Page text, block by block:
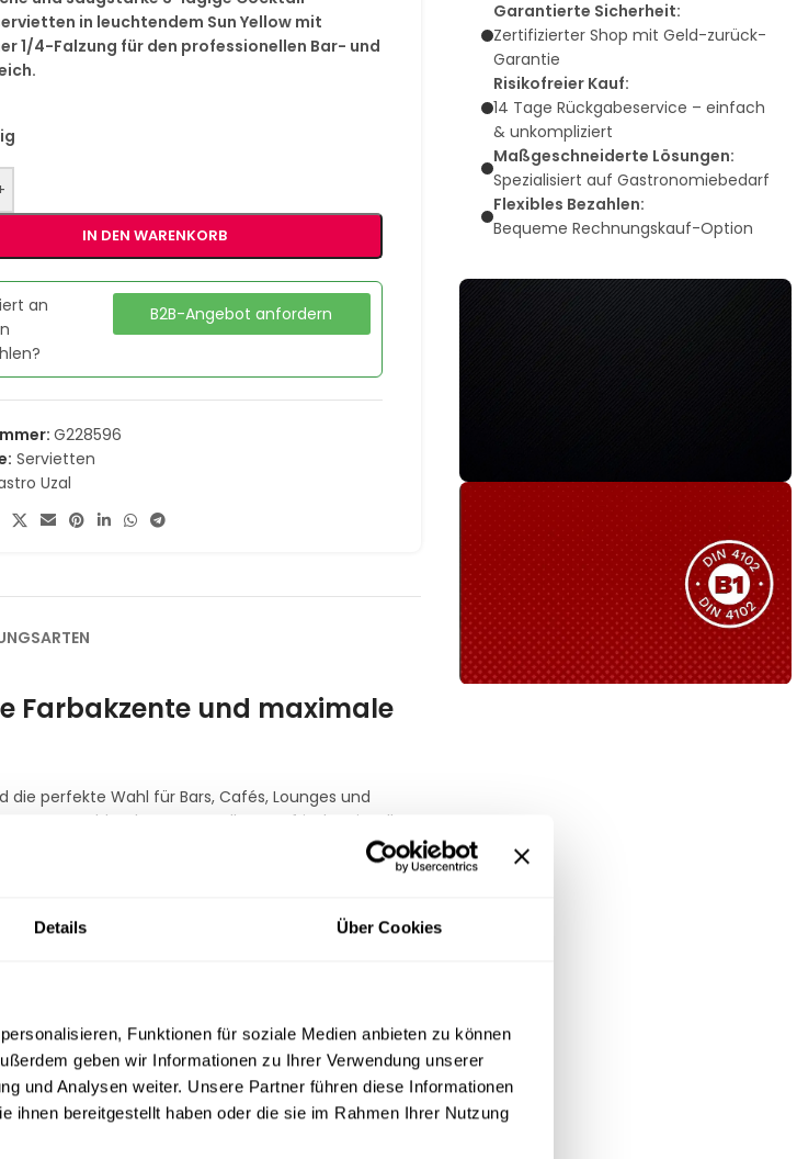
Details Über Cookies
Funktionen für soziale Medien anbieten zu können
geben wir Informationen zu Ihrer Verwendung unserer
und Analysen weiter. Unsere Partner führen diese Informationen
ihnen bereitgestellt haben oder die sie im Rahmen Ihrer Nutzung
in leuchtendem Sun Yellow mit
1/4-Falzung für den professionellen Bar- und
IN DEN WARENKORB
an
B2B-Angebot anfordern
G228596
Servietten
Uzal
Farbakzente und maximale
perfekte Wahl für Bars, Cafés, Lounges und
Das strahlende Sonnengelb setzt frische visuelle
hochwertigem,
3-lagigem Qualitäts-Zellstoff,
Haptik. Bei
Sektor entwickelt wurde.
Die 3-lagige Struktur sorgt für eine
Cocktails oder kleinen Snacks. Dank der
als Unterlage für Gläser, Kaffeespezialitäten oder
bleiben und durchgehend für ein gepflegtes
Garantierte Sicherheit:
Zertifizierter Shop mit Geld-zurück-
Garantie
Risikofreier Kauf:
14 Tage Rückgabeservice – einfach
& unkompliziert
Maßgeschneiderte Lösungen:
Spezialisiert auf Gastronomiebedarf
Flexibles Bezahlen:
Bequeme Rechnungskauf-Option
Sie haben nicht das passende
Produkt gefunden?
Wir helfen Ihnen gerne weiter!